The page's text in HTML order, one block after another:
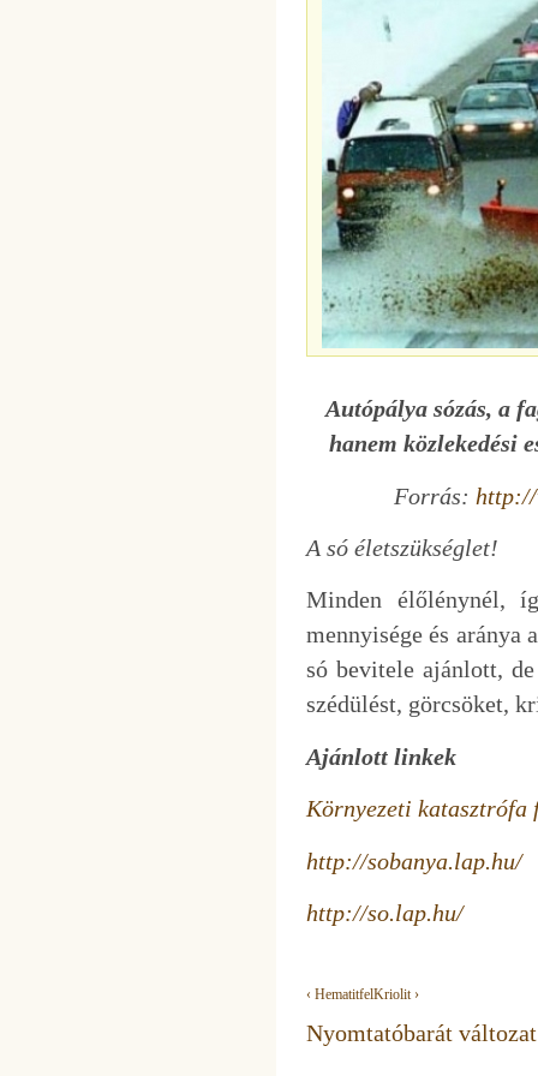
Autópálya sózás, a
hanem közlekedési
Forrás:
A só életszükséglet!
Minden élőlénynél,
mennyisége és aránya
só bevitele ajánlott,
szédülést, görcsöket,
Ajánlott linkek
Környezeti
http://sobanya.lap.hu/
http://so.lap.hu/
‹ HematitfelKriolit ›
Nyomtatóbarát változat